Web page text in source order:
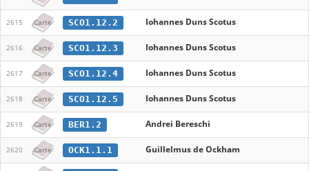
2615 Carte SCO1.12.2 Iohannes Duns Scotus
2616 Carte SCO1.12.3 Iohannes Duns Scotus
2617 Carte SCO1.12.4 Iohannes Duns Scotus
2618 Carte SCO1.12.5 Iohannes Duns Scotus
2619 Carte BER1.2 Andrei Bereschi
2620 Carte OCK1.1.1 Guillelmus de Ockham